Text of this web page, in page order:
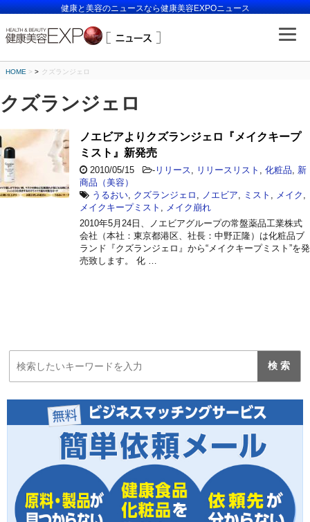
健康と美容のニュースなら健康美容EXPOニュース
HOME > クズランジェロ
クズランジェロ
ノエビアよりクズランジェロ『メイクキープ
ミスト』新発売
2010/05/15 - リリース リリースリスト 化粧品
新
商品（美容）
うるおい クズランジェロ ノエビア ミスト メイク
メイクキープミスト
メイク崩れ
2010年5月24日、ノエビアグループの常盤薬品工業株式
会社（本社：東京都港区、社長：中野正隆）は化粧品ブ
ランド『クズランジェロ』から“メイクキープミスト”を発
売致します。 化 …